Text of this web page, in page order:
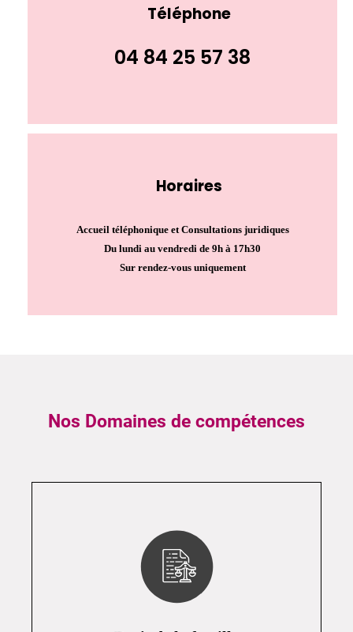
Téléphone
04 84 25 57 38
Horaires
Accueil téléphonique et Consultations juridiques
Du lundi au vendredi de 9h à 17h30
Sur rendez-vous uniquement
Nos Domaines de compétences